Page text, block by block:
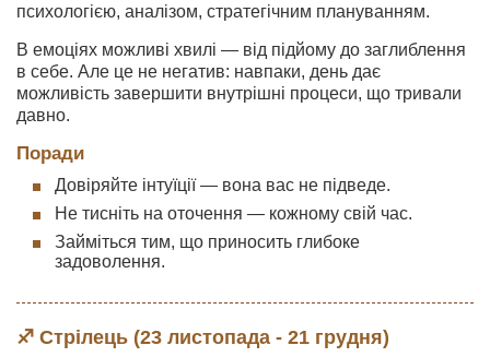
психологією, аналізом, стратегічним плануванням.
В емоціях можливі хвилі — від підйому до заглиблення
в себе. Але це не негатив: навпаки, день дає
можливість завершити внутрішні процеси, що тривали
давно.
Поради
Довіряйте інтуїції — вона вас не підведе.
Не тисніть на оточення — кожному свій час.
Займіться тим, що приносить глибоке
задоволення.
♐ Стрілець (23 листопада - 21 грудня)